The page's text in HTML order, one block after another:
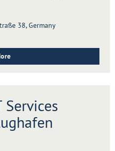
38, Germany